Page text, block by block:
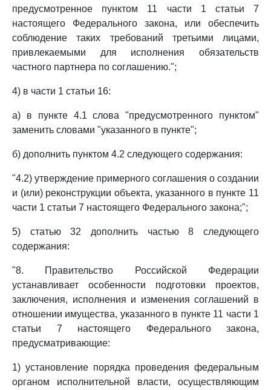
предусмотренное пунктом 11 части 1 статьи 7
настоящего Федерального закона, или обеспечить
соблюдение таких требований третьими лицами,
привлекаемыми для исполнения обязательств
частного партнера по соглашению.";
4) в части 1 статьи 16:
а) в пункте 4.1 слова "предусмотренного пунктом"
заменить словами "указанного в пункте";
б) дополнить пунктом 4.2 следующего содержания:
"4.2) утверждение примерного соглашения о создании
и (или) реконструкции объекта, указанного в пункте 11
части 1 статьи 7 настоящего Федерального закона;";
5) статью 32 дополнить частью 8 следующего
содержания:
"8. Правительство Российской Федерации
устанавливает особенности подготовки проектов,
заключения, исполнения и изменения соглашений в
отношении имущества, указанного в пункте 11 части 1
статьи 7 настоящего Федерального закона,
предусматривающие:
1) установление порядка проведения федеральным
органом исполнительной власти, осуществляющим